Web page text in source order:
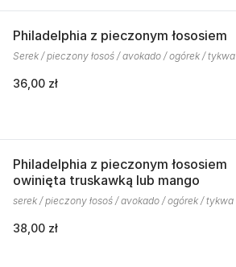
Philadelphia z pieczonym łososiem
Serek / pieczony łosoś / avokado / ogórek / tykwa
36,00 zł
Philadelphia z pieczonym łososiem
owinięta truskawką lub mango
serek / pieczony łosoś / avokado / ogórek / tykwa
38,00 zł